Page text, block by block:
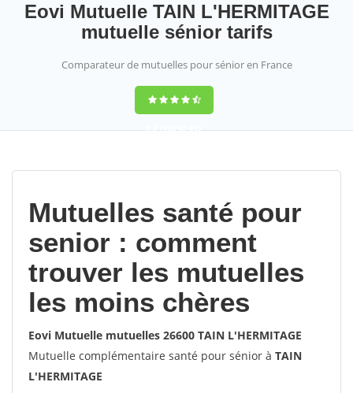
Eovi Mutuelle TAIN L'HERMITAGE
mutuelle sénior tarifs
Comparateur de mutuelles pour sénior en France
9,2(100%)452
Mutuelles santé pour
senior : comment
trouver les mutuelles
les moins chères
Eovi Mutuelle mutuelles 26600 TAIN L'HERMITAGE
Mutuelle complémentaire santé pour sénior à TAIN
L'HERMITAGE